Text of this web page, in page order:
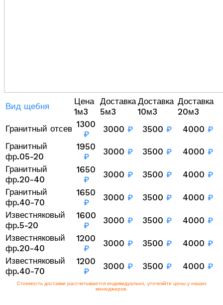
Вид щебня
Цена
1м3
Доставка
5м3
Доставка
10м3
Доставка
20м3
Гранитный отсев 1300
₽
3000 ₽ 3500 ₽ 4000 ₽
Гранитный
фр.05-20
1950
₽
3000 ₽ 3500 ₽ 4000 ₽
Гранитный
фр.20-40
1650
₽
3000 ₽ 3500 ₽ 4000 ₽
Гранитный
фр.40-70
1650
₽
3000 ₽ 3500 ₽ 4000 ₽
Известняковый
фр.5-20
1600
₽
3000 ₽ 3500 ₽ 4000 ₽
Известняковый
фр.20-40
1200
₽
3000 ₽ 3500 ₽ 4000 ₽
Известняковый
фр.40-70
1200
₽
3000 ₽ 3500 ₽ 4000 ₽
Стоимость доставки рассчитывается индивидуально, уточняйте цены у наших
менеджеров.